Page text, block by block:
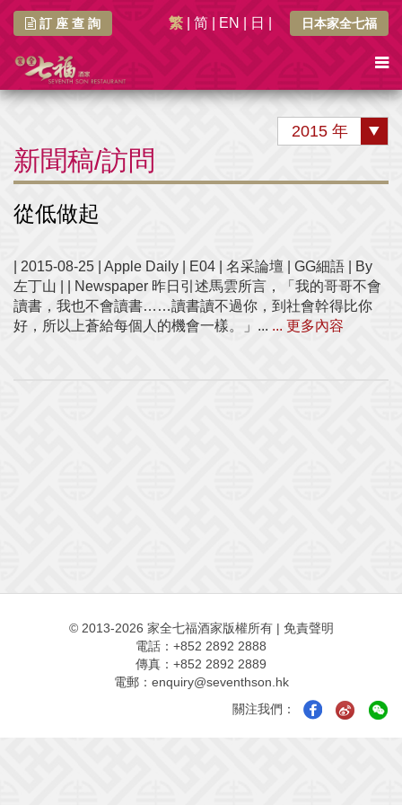
日本家全七福
繁 简 EN 日
訂 座 查 詢
2015 年
新聞稿/訪問
從低做起
| 2015-08-25 | Apple Daily | E04 | 名采論壇 | GG細語 | By
左丁山 | | Newspaper 昨日引述馬雲所言，「我的哥哥不會
讀書，我也不會讀書……讀書讀不過你，到社會幹得比你
好，所以上蒼給每個人的機會一樣。」... ... 更多內容
© 2013-2026 家全七福酒家版權所有| 免責聲明
電話：+852 2892 2888
傳真：+852 2892 2889
電郵： enquiry@seventhson.hk
關注我們：